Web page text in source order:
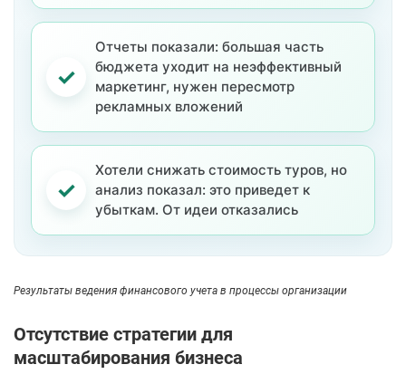
✓
Отчеты показали: большая часть
бюджета уходит на неэффективный
маркетинг, нужен пересмотр
рекламных вложений
✓
Хотели снижать стоимость туров, но
анализ показал: это приведет к
убыткам. От идеи отказались
Результаты ведения финансового учета в процессы организации
Отсутствие стратегии для
масштабирования бизнеса